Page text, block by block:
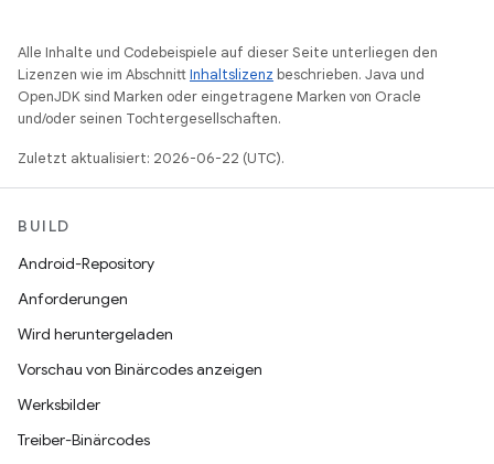
Alle Inhalte und Codebeispiele auf dieser Seite unterliegen den
Lizenzen wie im AbschnittInhaltslizenz beschrieben. Java und
OpenJDK sind Marken oder eingetragene Marken von Oracle
und/oder seinen Tochtergesellschaften.
Zuletzt aktualisiert: 2026-06-22 (UTC).
BUILD
Android-Repository
Anforderungen
Wird heruntergeladen
Vorschau von Binärcodes anzeigen
Werksbilder
Treiber-Binärcodes